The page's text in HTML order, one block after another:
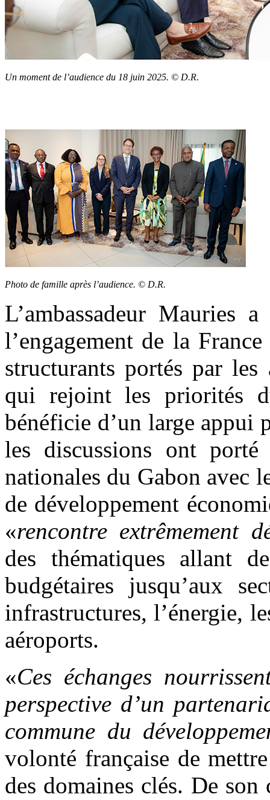
Un moment de l’audience du 18 juin 2025. © D.R.
Photo de famille après l’audience. © D.R.
L’ambassadeur Mauries
l’engagement de la
structurants portés par
qui rejoint les priorités
bénéficie d’un large appui
les discussions ont
nationales du Gabon avec
de développement
«rencontre extrêmement
des thématiques allant
budgétaires jusqu’aux
infrastructures, l’énergie,
aéroports.
«Ces échanges
perspective d’un
commune du
volonté française de
des domaines clés. De